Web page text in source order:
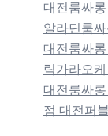
대전룸싸
알라딘룸
대전룸싸
릭가라오
대전룸싸
점 대전퍼